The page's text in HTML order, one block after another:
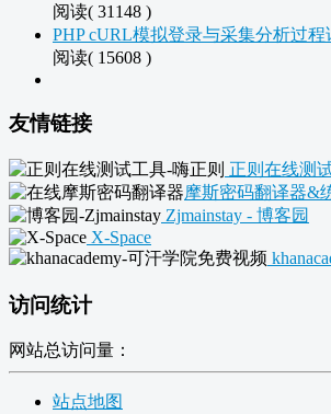
阅读( 31148 )
PHP cURL模拟登录与采集分析过程
阅读( 15608 )
友情链接
正则在线测
摩斯密码翻译器&
Zjmainstay - 博客园
X-Space
访问统计
网站总访问量：
站点地图